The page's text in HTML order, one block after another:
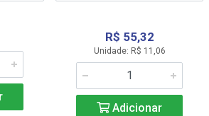
R$ 55,32
Unidade: R$ 11,06
Adicionar